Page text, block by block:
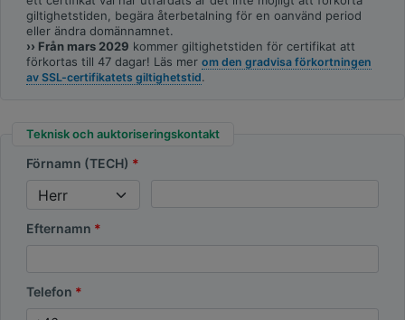
giltighetstiden, begära återbetalning för en oanvänd period
eller ändra domännamnet.
›› Från mars 2029 kommer giltighetstiden för certifikat att
förkortas till 47 dagar! Läs mer om den gradvisa förkortningen
av SSL-certifikatets giltighetstid.
Teknisk och auktoriseringskontakt
Förnamn (TECH)
Efternamn
Telefon